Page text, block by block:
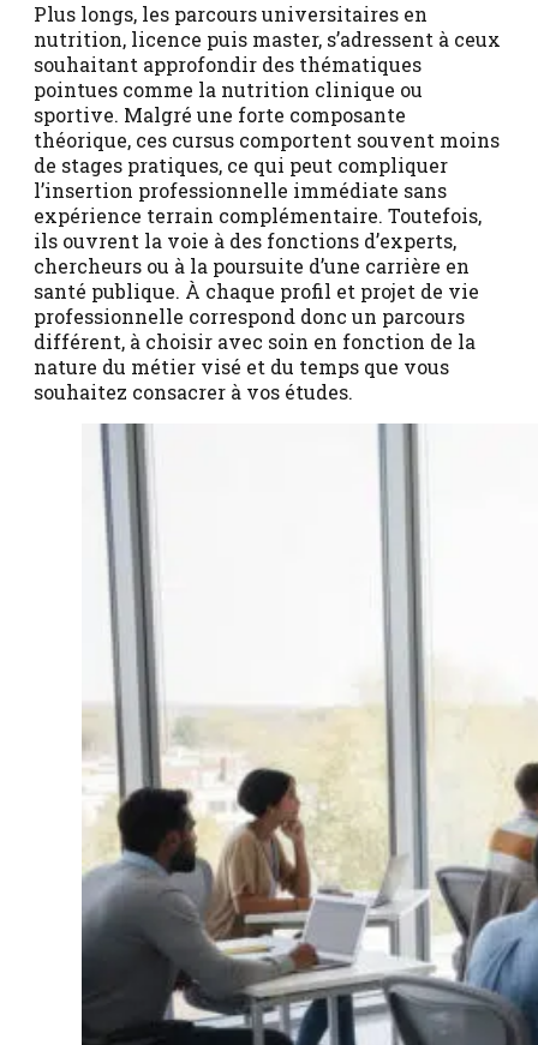
Plus longs, les parcours universitaires en
nutrition, licence puis master, s’adressent à ceux
souhaitant approfondir des thématiques
pointues comme la nutrition clinique ou
sportive. Malgré une forte composante
théorique, ces cursus comportent souvent moins
de stages pratiques, ce qui peut compliquer
l’insertion professionnelle immédiate sans
expérience terrain complémentaire. Toutefois,
ils ouvrent la voie à des fonctions d’experts,
chercheurs ou à la poursuite d’une carrière en
santé publique. À chaque profil et projet de vie
professionnelle correspond donc un parcours
différent, à choisir avec soin en fonction de la
nature du métier visé et du temps que vous
souhaitez consacrer à vos études.